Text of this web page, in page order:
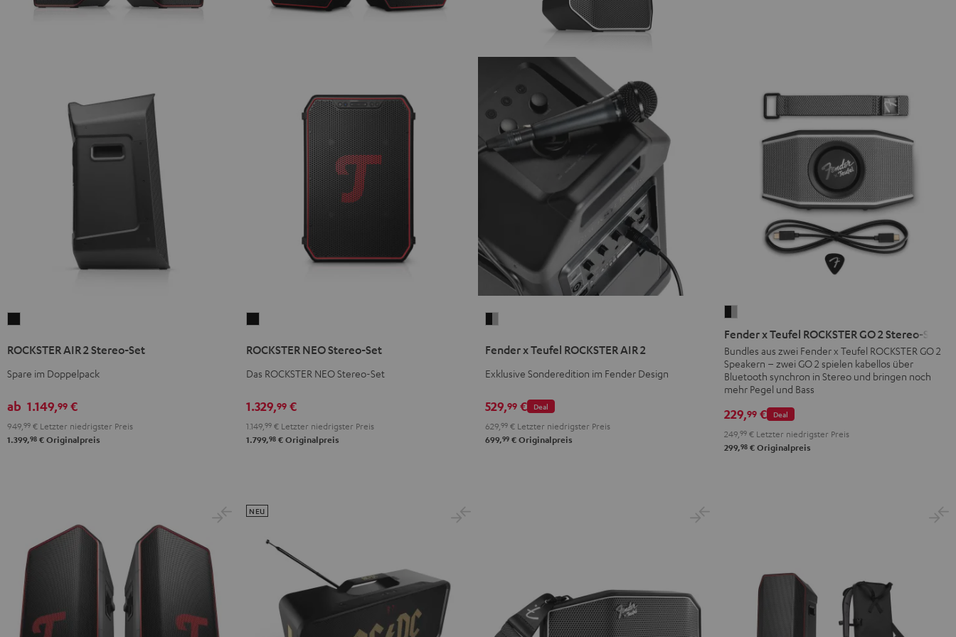
2
Stereo-
Schwarz
ROCKSTER AIR 2 Stereo-Set
Spare im Doppelpack
ab 1.149,99 €
949, 99 € Letzter niedrigster Preis
1.399,98 € Originalpreis
Stereo-
Set
ROCKSTER NEO Stereo-Set
Das ROCKSTER NEO Stereo-Set
1.329,99 €
1.149, 99 € Letzter niedrigster Preis
1.799,98 € Originalpreis
Teufel
ROCKSTER
2
Black
&
Fender x Teufel ROCKSTER AIR 2
Exklusive Sonderedition im Fender Design
Deal
529,99 €
629, 99 € Letzter niedrigster Preis
699,99 € Originalpreis
Teufel
ROCKSTER
GO
Stereo-
Set
Black
Fender x Teufel ROCKSTER GO 2 Stereo-Set
Bundles aus zwei Fender x Teufel ROCKSTER GO 2
Speakern – zwei GO 2 spielen kabellos über
Bluetooth synchron in Stereo und bringen noch
mehr Pegel und Bass
Deal
229,99 €
249, 99 € Letzter niedrigster Preis
299,98 € Originalpreis
NEU